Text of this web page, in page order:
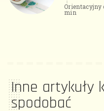
Orientacyjny
min
Inne artykuły
spodobać